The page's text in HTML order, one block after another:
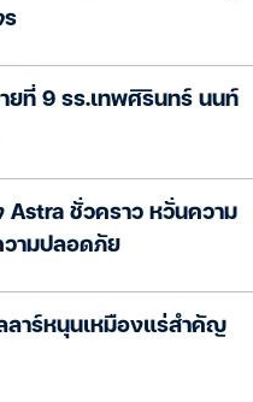
ร
ยที่ 9 รร.เทพศิรินทร์ นนท์
Astra ชั่วคราว หวั่นความ
วามปลอดภัย
ลาร์หนุนเหมืองแร่สำคัญ